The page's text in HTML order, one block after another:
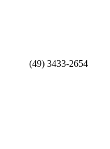
(49) 3433-2654